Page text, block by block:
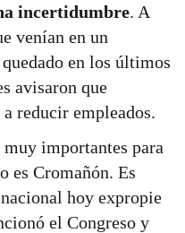
incertidumbre. A
venían en un
en los últimos
avisaron que
reducir empleados.
muy importantes para
es Cromañón. Es
hoy expropie
el Congreso y